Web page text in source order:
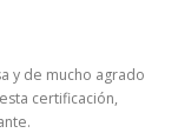
y de mucho agrado
certificación,